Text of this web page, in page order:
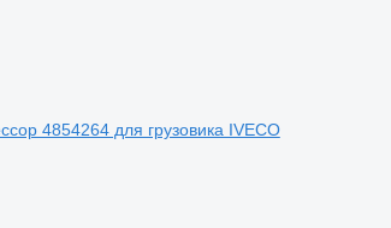
4854264 для грузовика IVECO